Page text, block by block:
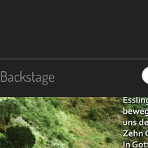
Backstage